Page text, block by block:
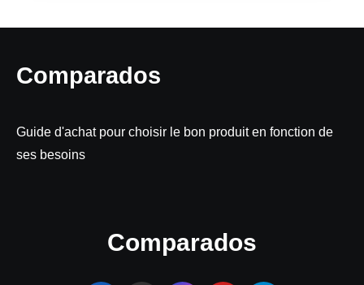
Comparados
Guide d'achat pour choisir le bon produit en fonction de
ses besoins
Comparados